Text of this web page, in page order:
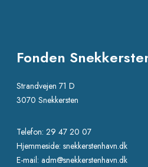
Fonden
Strandvejen 71 D
3070 Snekkersten
Telefon: 29 47 20 07
Hjemmeside: snekkerstenhavn.dk
E-mail: adm@snekkerstenhavn.dk